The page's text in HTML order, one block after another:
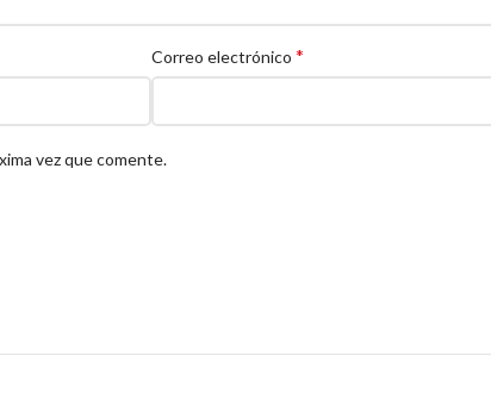
Correo electrónico *
vez que comente.